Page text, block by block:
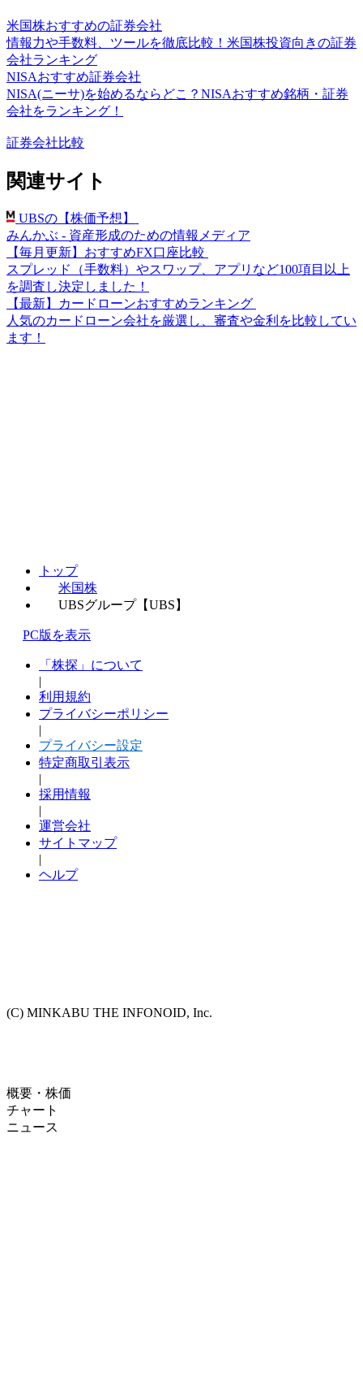
米国株おすすめの証券会社
情報力や手数料、ツールを徹底比較！米国株投資向きの証券
会社ランキング
NISAおすすめ証券会社
NISA(ニーサ)を始めるならどこ？NISAおすすめ銘柄・証券
会社をランキング！
証券会社比較
関連サイト
UBSの【株価予想】
みんかぶ - 資産形成のための情報メディア
【毎月更新】おすすめFX口座比較
スプレッド（手数料）やスワップ、アプリなど100項目以上
を調査し決定しました！
【最新】カードローンおすすめランキング
人気のカードローン会社を厳選し、審査や金利を比較してい
ます！
トップ
米国株
UBSグループ【UBS】
PC版を表示
「株探」について
|
利用規約
プライバシーポリシー
|
プライバシー設定
特定商取引表示
|
採用情報
|
運営会社
サイトマップ
|
ヘルプ
(C) MINKABU THE INFONOID, Inc.
概要・株価
チャート
ニュース